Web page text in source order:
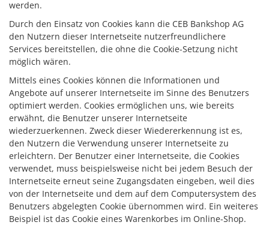
werden.
Durch den Einsatz von Cookies kann die CEB Bankshop AG
den Nutzern dieser Internetseite nutzerfreundlichere
Services bereitstellen, die ohne die Cookie-Setzung nicht
möglich wären.
Mittels eines Cookies können die Informationen und
Angebote auf unserer Internetseite im Sinne des Benutzers
optimiert werden. Cookies ermöglichen uns, wie bereits
erwähnt, die Benutzer unserer Internetseite
wiederzuerkennen. Zweck dieser Wiedererkennung ist es,
den Nutzern die Verwendung unserer Internetseite zu
erleichtern. Der Benutzer einer Internetseite, die Cookies
verwendet, muss beispielsweise nicht bei jedem Besuch der
Internetseite erneut seine Zugangsdaten eingeben, weil dies
von der Internetseite und dem auf dem Computersystem des
Benutzers abgelegten Cookie übernommen wird. Ein weiteres
Beispiel ist das Cookie eines Warenkorbes im Online-Shop.